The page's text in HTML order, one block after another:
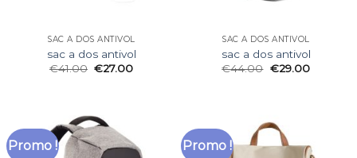
SAC A DOS ANTIVOL
sac a dos antivol
€41.00 €27.00
SAC A DOS ANTIVOL
sac a dos antivol
€44.00 €29.00
Promo ! Promo !